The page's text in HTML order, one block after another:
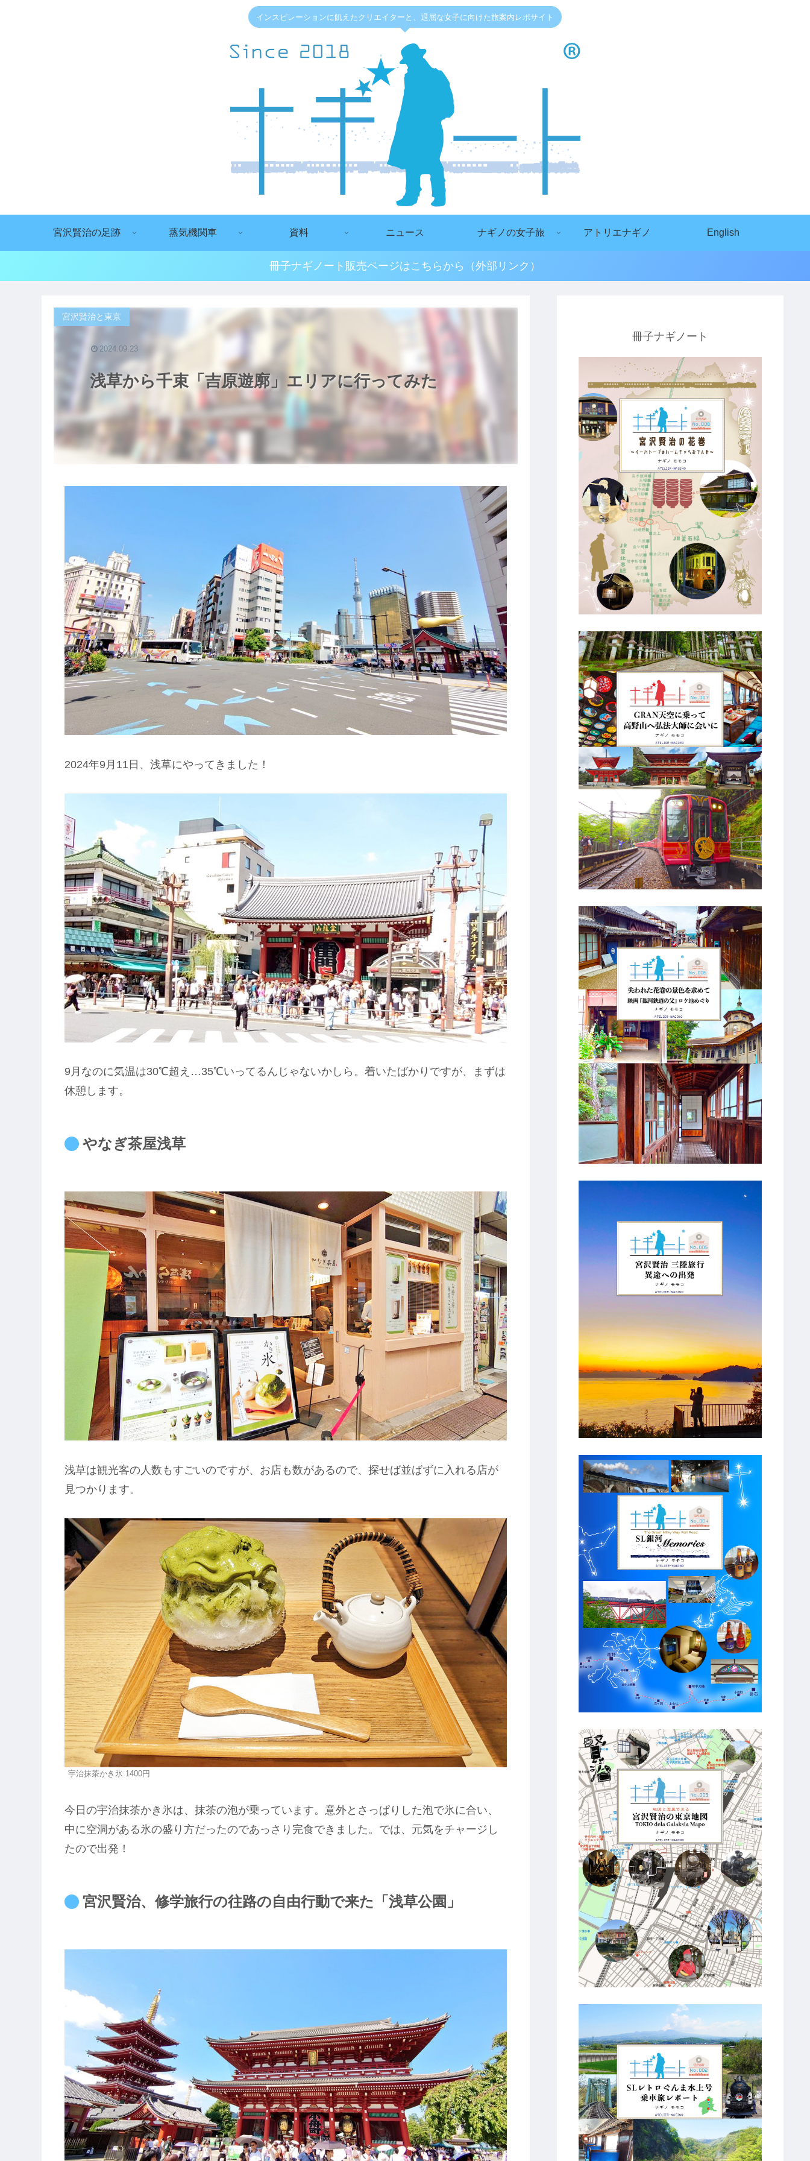
インスピレーションに飢えたクリエイターと、退屈な女子に向けた旅案内レポサイト
宮沢賢治の足跡 蒸気機関車 資料 ニュース ナギノの女子旅 アトリエナギノ English
冊子ナギノート販売ページはこちらから（外部リンク）
浅草から千束「吉原遊廓」エリアに行ってみた
宮沢賢治と東京
2024.09.23
2024年9月11日、浅草にやってきました！
9月なのに気温は30℃超え…35℃いってるんじゃないかしら。着いたばかりですが、まずは
休憩します。
やなぎ茶屋浅草
浅草は観光客の人数もすごいのですが、お店も数があるので、探せば並ばずに入れる店が
見つかります。
宇治抹茶かき氷 1400円
今日の宇治抹茶かき氷は、抹茶の泡が乗っています。意外とさっぱりした泡で氷に合い、
中に空洞がある氷の盛り方だったのであっさり完食できました。では、元気をチャージし
たので出発！
宮沢賢治、修学旅行の往路の自由行動で来た「浅草公園」
冊子ナギノート